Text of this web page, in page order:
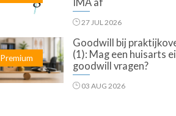
IMA af
27 JUL 2026
Premium
Goodwill bij
(1): Mag een huisarts
goodwill vragen?
03 AUG 2026